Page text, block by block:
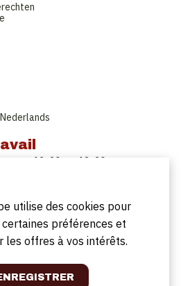
van 13u30 tot 18u30
utilise des cookies pour
préférences et
les offres à vos intérêts.